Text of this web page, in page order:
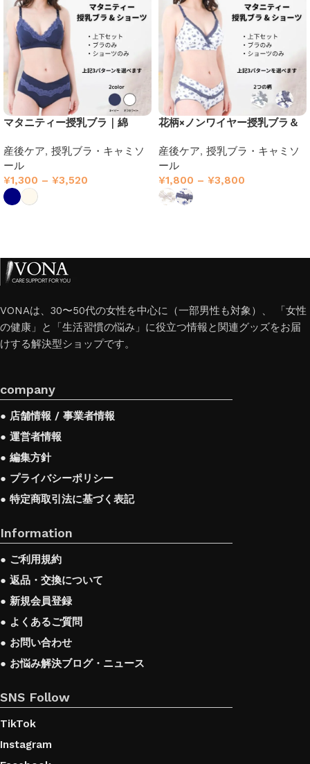
マタニティー授乳ブラ｜綿
愛い前開きノンワイヤー設計
産後ケア, 授乳ブラ・キャミソ
ール
¥1,300 – ¥3,520
花柄×ノンワイヤー授乳ブラ＆
やさしい上下セット
産後ケア, 授乳ブラ・キャミソ
ール
¥1,800 – ¥3,800
VONAは、30〜50代の女性を中心に（一部男性も対象）、 「女性
の健康」と「生活習慣の悩み」に役立つ情報と関連グッズをお届
けする解決型ショップです。
company
● 店舗情報 / 事業者情報
● 運営者情報
● 編集方針
● プライバシーポリシー
● 特定商取引法に基づく表記
Information
● ご利用規約
● 返品・交換について
● 新規会員登録
● よくあるご質問
● お問い合わせ
● お悩み解決ブログ・ニュース
SNS Follow
TikTok
Instagram